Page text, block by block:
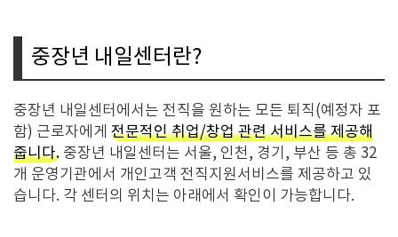
중장년 내일센터란?
중장년 내일센터에서는 전직을 원하는 모든 퇴직(예정자 포
함) 근로자에게 전문적인 취업/창업 관련 서비스를 제공해
줍니다. 중장년 내일센터는 서울, 인천, 경기, 부산 등 총 32
개 운영기관에서 개인고객 전직지원서비스를 제공하고 있
습니다. 각 센터의 위치는 아래에서 확인이 가능합니다.